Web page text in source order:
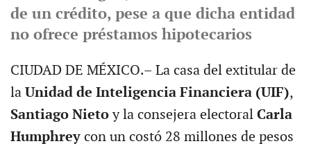
de un crédito, pese a que dicha entidad
no ofrece préstamos hipotecarios
CIUDAD DE MÉXICO.– La casa del extitular de
la Unidad de Inteligencia Financiera (UIF),
Santiago Nietoy la consejera electoral Carla
Humphreycon un costó 28 millones de pesos